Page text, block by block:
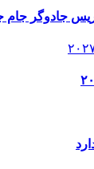
جادوگر جام